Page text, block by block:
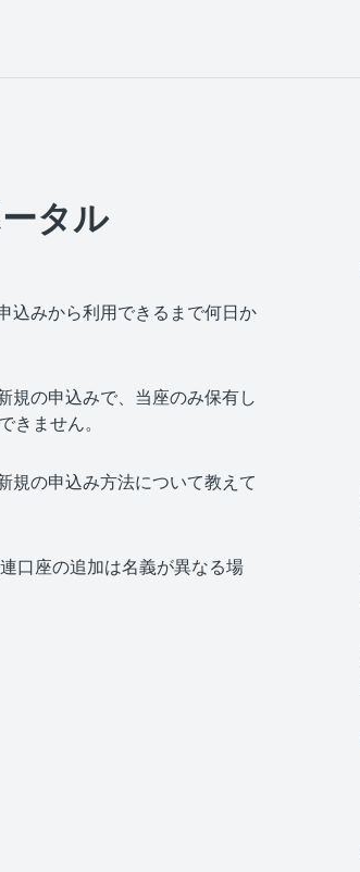
タル
込みから利用できるまで何日か
規の申込みで、当座のみ保有し
きません。
規の申込み方法について教えて
口座の追加は名義が異なる場